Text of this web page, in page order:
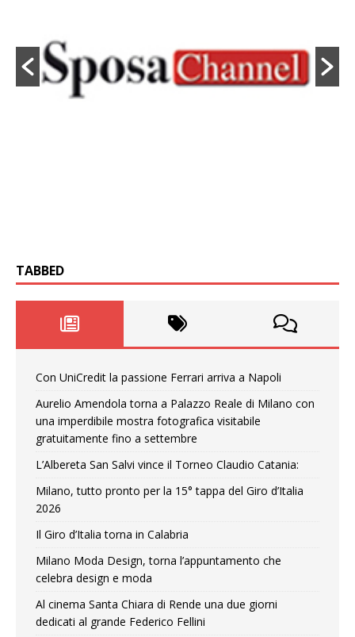
TABBED
Con UniCredit la passione Ferrari arriva a Napoli
Aurelio Amendola torna a Palazzo Reale di Milano con
una imperdibile mostra fotografica visitabile
gratuitamente fino a settembre
L’Albereta San Salvi vince il Torneo Claudio Catania:
Milano, tutto pronto per la 15° tappa del Giro d’Italia
2026
Il Giro d’Italia torna in Calabria
Milano Moda Design, torna l’appuntamento che
celebra design e moda
Al cinema Santa Chiara di Rende una due giorni
dedicati al grande Federico Fellini